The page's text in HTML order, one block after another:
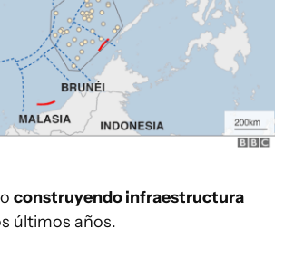
construyendo infraestructura
últimos años.